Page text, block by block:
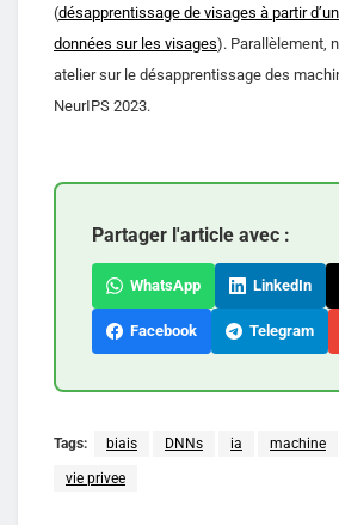
(désapprentissage de visages à partir
données sur les visages). Parallèlement,
atelier sur le désapprentissage des
NeurIPS 2023.
Partager l'article avec :
WhatsApp LinkedIn
Facebook Telegram
Tags: biais DNNs ia machine
vie privee